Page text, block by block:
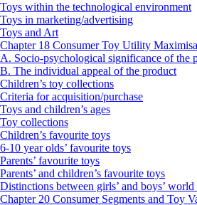
Toys within the technological environment
Toys in marketing/advertising
Toys and Art
Chapter 18 Consumer Toy Utility
A. Socio-psychological significance of the
B. The individual appeal of the product
Children’s toy collections
Criteria for acquisition/purchase
Toys and children’s ages
Toy collections
Children’s favourite toys
6-10 year olds’ favourite toys
Parents’ favourite toys
Parents’ and children’s favourite toys
Distinctions between girls’ and boys’
Chapter 20 Consumer Segments and Toy